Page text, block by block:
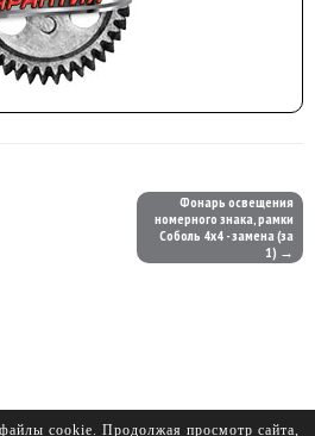
Фонарь освещения
номерного знака, рамки
Соболь 4х4 - замена (за
1) →
cookie. Продолжая просмотр сайта,